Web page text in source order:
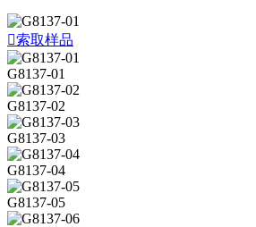
索取样品
G8137-01
G8137-02
G8137-03
G8137-04
G8137-05